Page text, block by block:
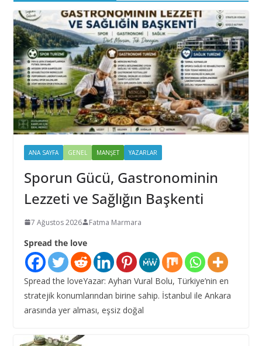
ANA SAYFA GENEL MANŞET YAZARLAR
Sporun Gücü, Gastronominin
Lezzeti ve Sağlığın Başkenti
7 Ağustos 2026 Fatma Marmara
Spread the love
Spread the loveYazar: Ayhan Vural Bolu, Türkiye’nin en
stratejik konumlarından birine sahip. İstanbul ile Ankara
arasında yer alması, eşsiz doğal